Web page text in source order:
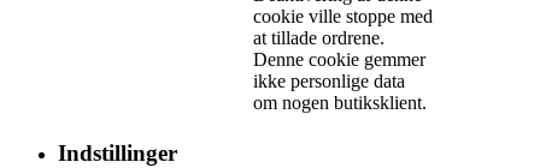
cookie ville stoppe med
at tillade ordrene.
Denne cookie gemmer
ikke personlige data
om nogen butiksklient.
Indstillinger